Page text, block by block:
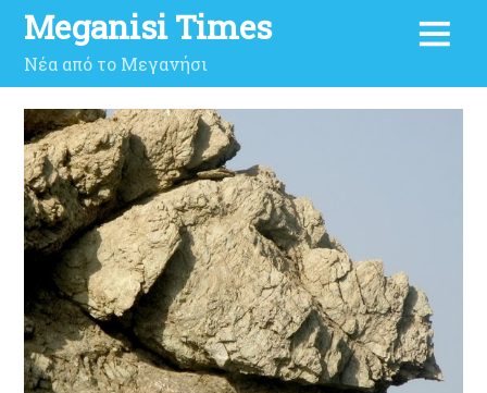
Meganisi Times
Νέα από το Μεγανήσι